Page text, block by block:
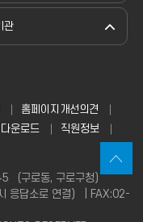
관
홈페이지개선의견
운로드
직원정보
（구로동, 구로구청）
응답소로 연결） | FAX:02-